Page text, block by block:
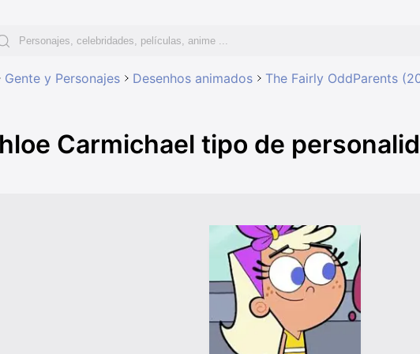
Gente y Personajes Desenhos animados The Fairly OddParents
Carmichael tipo de